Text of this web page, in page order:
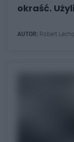
okraść.
AUTOR: Robert